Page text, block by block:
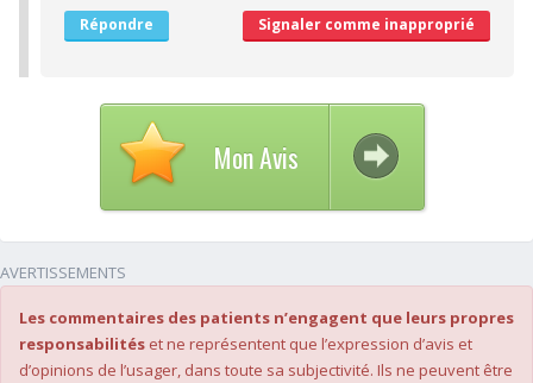
2/10 Desserte par les transports en commun
2/10 Stationnements alentours
Répondre Signaler comme inapproprié
Mon Avis
AVERTISSEMENTS
Les commentaires des patients n’engagent que leurs propres
responsabilités et ne représentent que l’expression d’avis et
d’opinions de l’usager, dans toute sa subjectivité. Ils ne peuvent être